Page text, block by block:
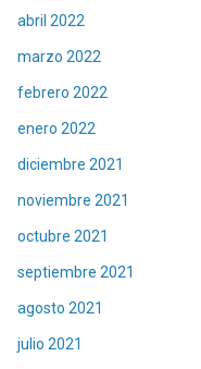
abril 2022
marzo 2022
febrero 2022
enero 2022
diciembre 2021
noviembre 2021
octubre 2021
septiembre 2021
agosto 2021
julio 2021